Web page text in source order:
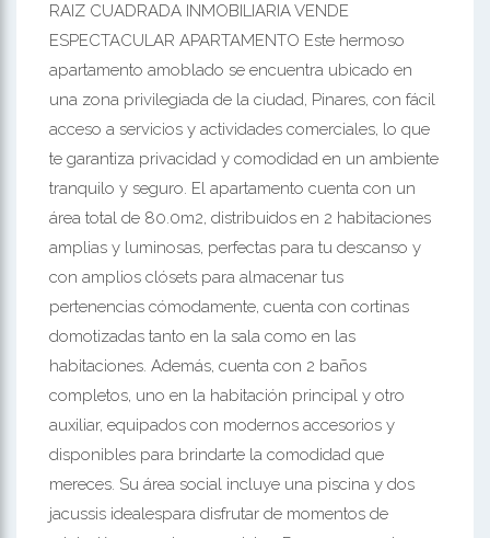
RAIZ CUADRADA INMOBILIARIA VENDE
ESPECTACULAR APARTAMENTO Este hermoso
apartamento amoblado se encuentra ubicado en
una zona privilegiada de la ciudad, Pinares, con fácil
acceso a servicios y actividades comerciales, lo que
te garantiza privacidad y comodidad en un ambiente
tranquilo y seguro. El apartamento cuenta con un
área total de 80.0m2, distribuidos en 2 habitaciones
amplias y luminosas, perfectas para tu descanso y
con amplios clósets para almacenar tus
pertenencias cómodamente, cuenta con cortinas
domotizadas tanto en la sala como en las
habitaciones. Además, cuenta con 2 baños
completos, uno en la habitación principal y otro
auxiliar, equipados con modernos accesorios y
disponibles para brindarte la comodidad que
mereces. Su área social incluye una piscina y dos
jacussis idealespara disfrutar de momentos de